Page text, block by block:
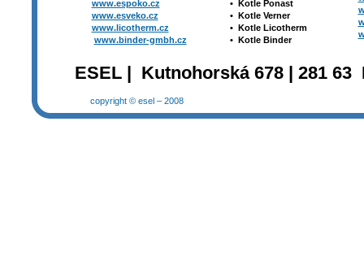
www.espoko.cz
www.esveko.cz
www.licotherm.cz
www.binder-gmbh.cz
• Kotle Ponast
• Kotle Verner
• Kotle Licotherm
• Kotle Binder
ESEL | Kutnohorská 678 | 281
copyright © esel – 2008